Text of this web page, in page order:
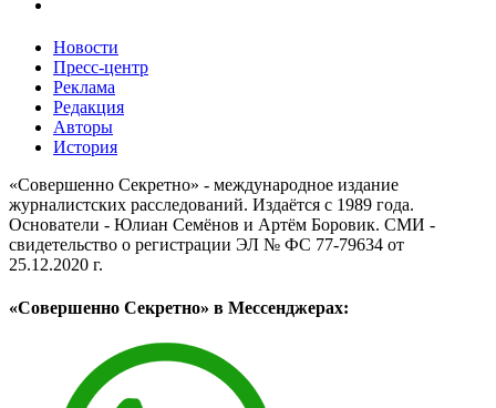
Новости
Пресс-центр
Реклама
Редакция
Авторы
История
«Совершенно Секретно» - международное издание
журналистских расследований. Издаётся с 1989 года.
Основатели - Юлиан Семёнов и Артём Боровик. CМИ -
свидетельство о регистрации ЭЛ № ФС 77-79634 от
25.12.2020 г.
«Совершенно Секретно» в Мессенджерах: